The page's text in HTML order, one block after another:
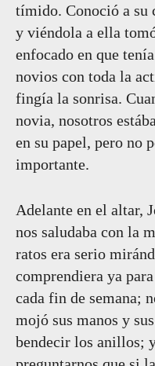
tímido. Conoció a su
y viéndola a ella
enfocado en que
novios con toda la
fingía la sonrisa.
novia, nosotros
en su papel, pero no
importante.
Adelante en el altar,
nos saludaba con la
ratos era serio
comprendiera ya
cada fin de semana;
mojó sus manos y
bendecir los anillos;